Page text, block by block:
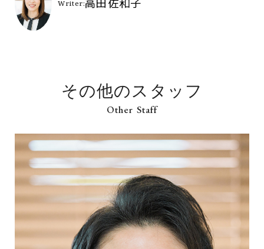
その他のスタッフ